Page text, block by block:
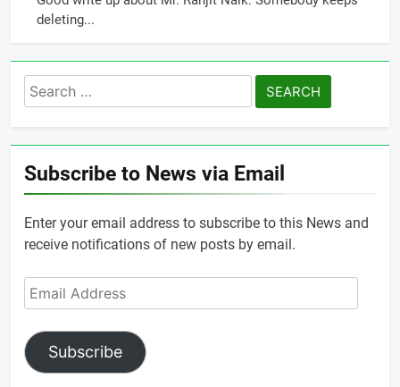
deleting...
Search
for:
Subscribe to News via Email
Enter your email address to subscribe to this News and
receive notifications of new posts by email.
Email
Address
Subscribe